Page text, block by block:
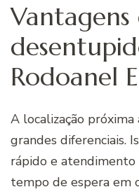
Vantagens
Rodoanel
A localização
grandes diferenciais.
rápido e
tempo de espera em